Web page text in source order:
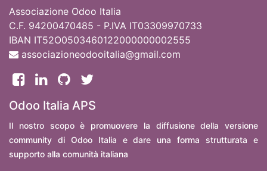
Associazione Odoo Italia
C.F. 94200470485 - P.IVA IT03309970733
IBAN IT52O0503460122000000002555
associazioneodooitalia@gmail.com
Odoo Italia APS
Il nostro scopo è promuovere la diffusione della versione
community di Odoo Italia e dare una forma strutturata e
supporto alla comunità italiana